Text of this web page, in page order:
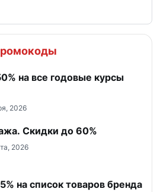
на все годовые курсы
2026
Скидки до 60%
2026
на список товаров бренда